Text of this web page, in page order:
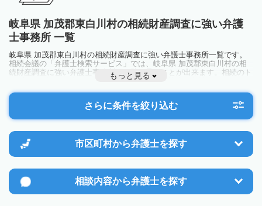
岐阜県 加茂郡東白川村の相続財産調査に強い弁護
士事務所 一覧
岐阜県 加茂郡東白川村の相続財産調査に強い弁護士事務所一覧です。
相続会議の「弁護士検索サービス」では、岐阜県 加茂郡東白川村の相
続財産調査に強い弁護士事務所を一覧で見ることが出来ます。相続のト
ラブルやお悩みを抱えている方は一度近隣の弁護士に相談してみましょ
う。
もっと見る
さらに条件を絞り込む
市区町村から弁護士を探す
相談内容から弁護士を探す